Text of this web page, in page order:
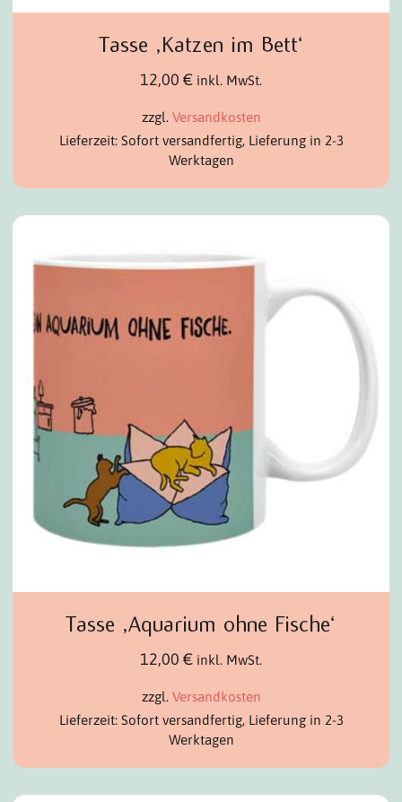
Tasse ‚Katzen im Bett‘
12,00 € inkl. MwSt.
zzgl. Versandkosten
Lieferzeit: Sofort versandfertig, Lieferung in 2-3
Werktagen
Tasse ‚Aquarium ohne Fische‘
12,00 € inkl. MwSt.
zzgl. Versandkosten
Lieferzeit: Sofort versandfertig, Lieferung in 2-3
Werktagen